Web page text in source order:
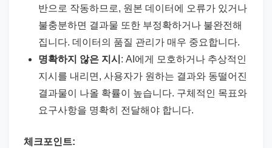
반으로 작동하므로, 원본 데이터에 오류가 있거나
불충분하면 결과물 또한 부정확하거나 불완전해
집니다. 데이터의 품질 관리가 매우 중요합니다.
명확하지 않은 지시 : AI에게 모호하거나 추상적인
지시를 내리면, 사용자가 원하는 결과와 동떨어진
결과물이 나올 확률이 높습니다. 구체적인 목표와
요구사항을 명확히 전달해야 합니다.
체크포인트: